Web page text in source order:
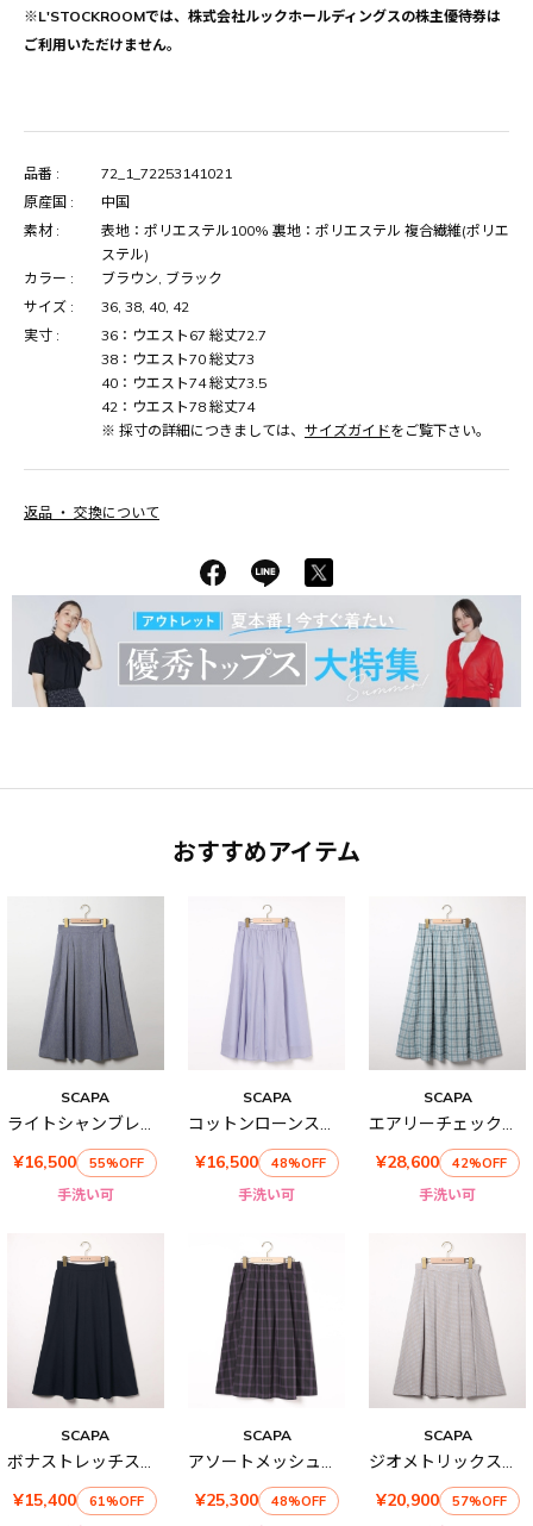
※L'STOCKROOMでは、株式会社ルックホールディングスの株主優待券は
ご利用いただけません。
品番 :
72_1_72253141021
原産国 :
中国
素材 :
表地：ポリエステル100% 裏地：ポリエステル 複合繊維(ポリエ
ステル)
カラー :
ブラウン, ブラック
サイズ :
36, 38, 40, 42
実寸 :
36：ウエスト67 総丈72.7
38：ウエスト70 総丈73
40：ウエスト74 総丈73.5
42：ウエスト78 総丈74
※ 採寸の詳細につきましては、 サイズガイドをご覧下さい。
返品 ・ 交換について
おすすめアイテム
SCAPA
ライトシャンブレースカート
¥16,500
55%OFF
手洗い可
SCAPA
コットンローンスカート
¥16,500
48%OFF
手洗い可
SCAPA
エアリーチェックスカート
¥28,600
42%OFF
手洗い可
SCAPA
ボナストレッチスカート
¥15,400
61%OFF
SCAPA
アソートメッシュスカート
¥25,300
48%OFF
SCAPA
ジオメトリックスカート
¥20,900
57%OFF